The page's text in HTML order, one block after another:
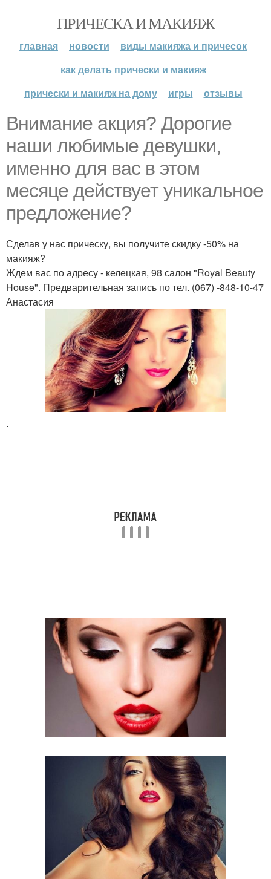
ПРИЧЕСКА И МАКИЯЖ
главная новости
виды макияжа и причесок
как делать прически и макияж
прически и макияж на дому
игры отзывы
Внимание акция? Дорогие
наши любимые девушки,
именно для вас в этом
месяце действует уникальное
предложение?
Сделав у нас прическу, вы получите скидку -50% на
макияж?
Ждем вас по адресу - келецкая, 98 салон "Royal Beauty
House". Предварительная запись по тел. (067) -848-10-47
Анастасия
.